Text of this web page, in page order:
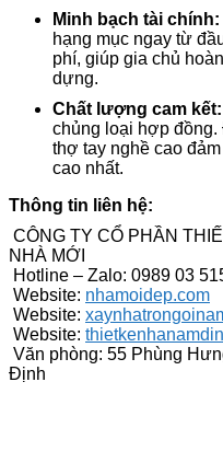
Minh bạch tài chính:
hạng mục ngay từ
phí, giúp gia chủ
dựng.
Chất lượng cam kết:
chủng loại hợp
thợ tay nghề cao
cao nhất.
Thông tin liên hệ:
CÔNG TY CỔ PHẦN
NHÀ MỚI
Hotline – Zalo: 0989 03
Website: nhamoidep.com
Website:
Website:
Văn phòng: 55 Phùng
Định